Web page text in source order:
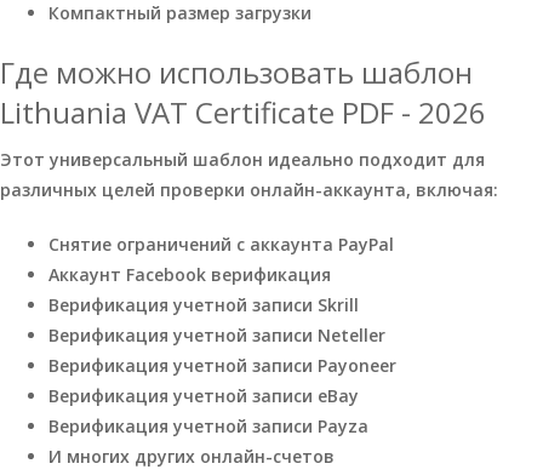
Компактный размер загрузки
Где можно использовать шаблон
Lithuania VAT Certificate PDF - 2026
Этот универсальный шаблон идеально подходит для
различных целей проверки онлайн-аккаунта, включая:
Снятие ограничений с аккаунта PayPal
Аккаунт Facebook верификация
Верификация учетной записи Skrill
Верификация учетной записи Neteller
Верификация учетной записи Payoneer
Верификация учетной записи eBay
Верификация учетной записи Payza
И многих других онлайн-счетов